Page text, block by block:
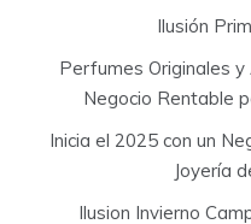
Ilusión
Perfumes Originales y
Negocio Rentable
Inicia el 2025 con un
Joyería
Ilusion Invierno